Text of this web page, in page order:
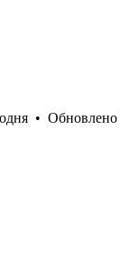
• Обновлено